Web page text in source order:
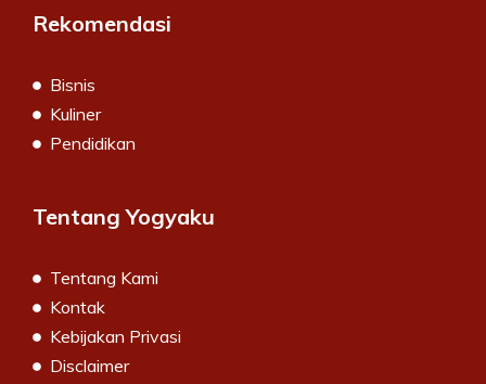
Rekomendasi
Bisnis
Kuliner
Pendidikan
Tentang Yogyaku
Tentang Kami
Kontak
Kebijakan Privasi
Disclaimer